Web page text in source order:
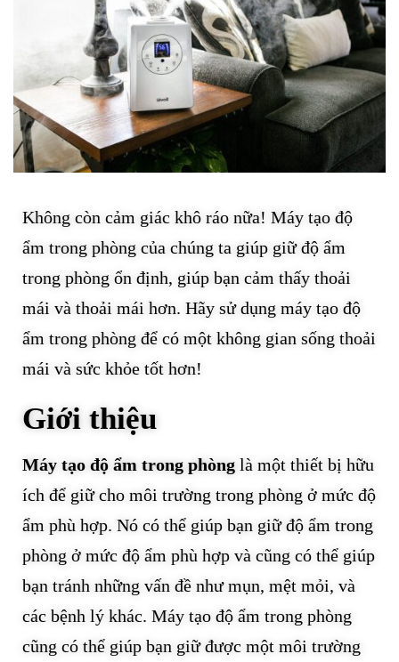
Không còn cảm giác khô ráo nữa! Máy tạo độ
ẩm trong phòng của chúng ta giúp giữ độ ẩm
trong phòng ổn định, giúp bạn cảm thấy thoải
mái và thoải mái hơn. Hãy sử dụng máy tạo độ
ẩm trong phòng để có một không gian sống thoải
mái và sức khỏe tốt hơn!
Giới thiệu
Máy tạo độ ẩm trong phòng là một thiết bị hữu
ích để giữ cho môi trường trong phòng ở mức độ
ẩm phù hợp. Nó có thể giúp bạn giữ độ ẩm trong
phòng ở mức độ ẩm phù hợp và cũng có thể giúp
bạn tránh những vấn đề như mụn, mệt mỏi, và
các bệnh lý khác. Máy tạo độ ẩm trong phòng
cũng có thể giúp bạn giữ được một môi trường